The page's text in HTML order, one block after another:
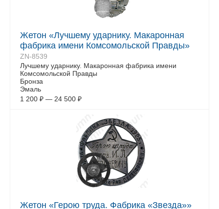
Жетон «Лучшему ударнику. Макaронная
фабрика имени Комсoмольской Правды»
ZN-8539
Лучшему ударнику. Макaронная фабрика имени
Комсoмольской Правды
Бронза
Эмаль
1 200 ₽ — 24 500 ₽
Жетон «Герою труда. Фабрика «Звезда»»